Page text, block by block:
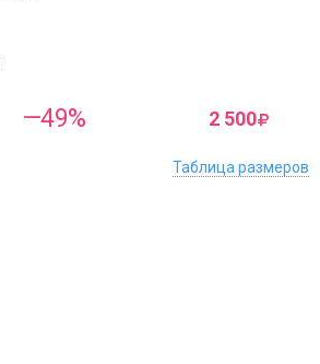
—49% 2 500
Таблица размеров